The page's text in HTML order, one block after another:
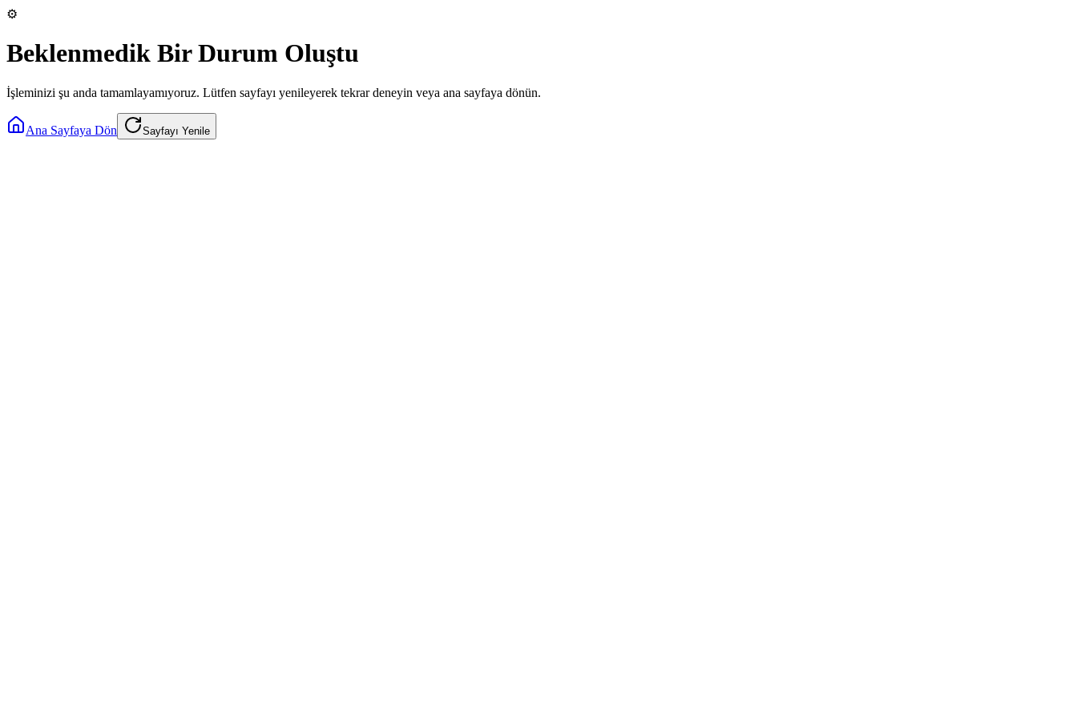
⚙️
Beklenmedik Bir Durum Oluştu
İşleminizi şu anda tamamlayamıyoruz. Lütfen sayfayı yenileyerek tekrar deneyin veya ana sayfaya dönün.
Ana Sayfaya Dön Sayfayı Yenile